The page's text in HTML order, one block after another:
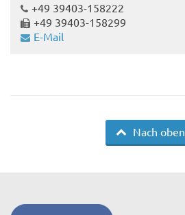
+49 39403-158222
+49 39403-158299
E-Mail
Nach oben